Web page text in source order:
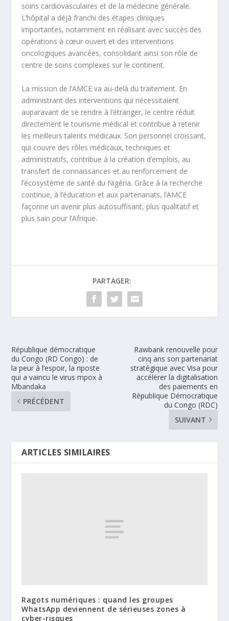
soins cardiovasculaires et de la médecine générale.
L’hôpital a déjà franchi des étapes cliniques
importantes, notamment en réalisant avec succès des
opérations à cœur ouvert et des interventions
oncologiques avancées, consolidant ainsi son rôle de
centre de soins complexes sur le continent.
La mission de l’AMCE va au-delà du traitement. En
administrant des interventions qui nécessitaient
auparavant de se rendre à l’étranger, le centre réduit
directement le tourisme médical et contribue à retenir
les meilleurs talents médicaux. Son personnel croissant,
qui couvre des rôles médicaux, techniques et
administratifs, contribue à la création d’emplois, au
transfert de connaissances et au renforcement de
l’écosystème de santé du Nigéria. Grâce à la recherche
continue, à l’éducation et aux partenariats, l’AMCE
façonne un avenir plus autosuffisant, plus qualitatif et
plus sain pour l’Afrique.
PARTAGER:
République démocratique
du Congo (RD Congo) : de
la peur à l’espoir, la riposte
qui a vaincu le virus mpox à
Mbandaka
PRÉCÉDENT
Rawbank renouvelle pour
cinq ans son partenariat
stratégique avec Visa pour
accélérer la digitalisation
des paiements en
République Démocratique
du Congo (RDC)
SUIVANT
ARTICLES SIMILAIRES
Ragots numériques : quand les groupes
WhatsApp deviennent de sérieuses zones à
cyber-risques